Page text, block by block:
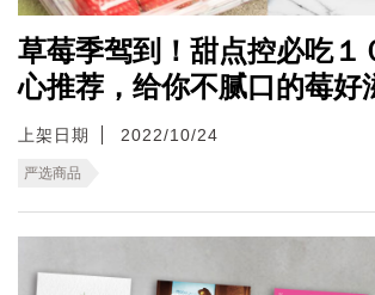
草莓季驾到！甜点控必吃１
心推荐，给你不腻口的莓好
上架日期 2022/10/24
严选商品